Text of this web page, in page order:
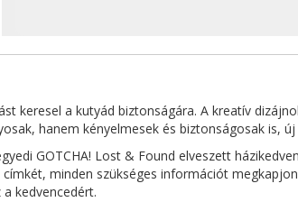
keresel a kutyád biztonságára. A kreatív
hanem kényelmesek és biztonságosak is,
GOTCHA! Lost & Found elveszett
minden szükséges információt
kedvencedért.